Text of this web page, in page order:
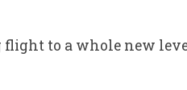
to a whole new